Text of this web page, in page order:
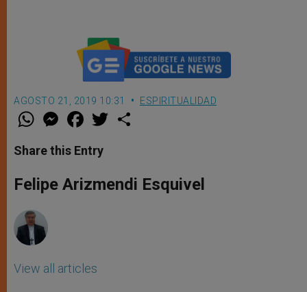
AGOSTO 21, 2019 10:31 ESPIRITUALIDAD
W
t
s
p
p
M
e
s
e
g
e
F
a
e
b
o
k
w
r
Share this Entry
Felipe Arizmendi Esquivel
View all articles